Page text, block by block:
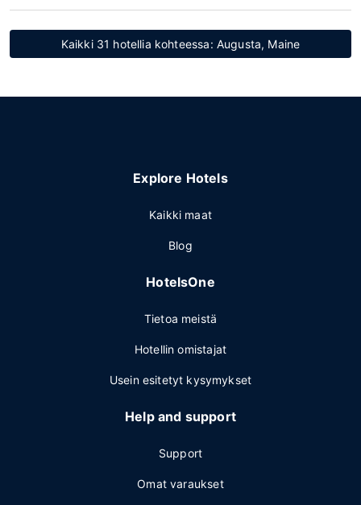
Kaikki 31 hotellia kohteessa: Augusta, Maine
Explore Hotels
Kaikki maat
Blog
HotelsOne
Tietoa meistä
Hotellin omistajat
Usein esitetyt kysymykset
Help and support
Support
Omat varaukset